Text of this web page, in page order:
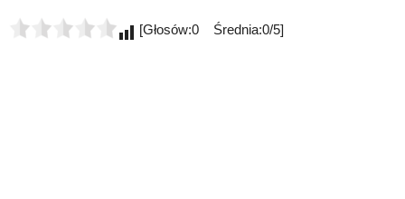
[Głosów:0 Średnia:0/5]